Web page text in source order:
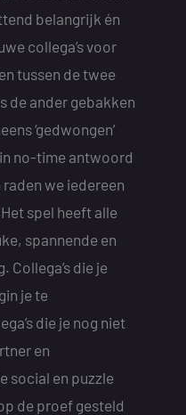
belangrijk én
collega’s voor
tussen de twee
de ander gebakken
‘gedwongen’
no-time antwoord
we iedereen
spel heeft alle
spannende en
Collega’s die je
je te
die je nog niet
en
social en puzzle
de proef gesteld